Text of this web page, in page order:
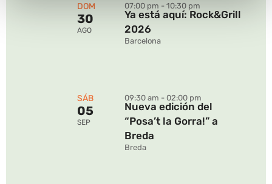
DOM
30
AGO
07:00 pm - 10:30 pm
Ya está aquí: Rock&Grill
2026
Barcelona
SÁB
05
SEP
09:30 am - 02:00 pm
Nueva edición del
“Posa’t la Gorra!” a
Breda
Breda